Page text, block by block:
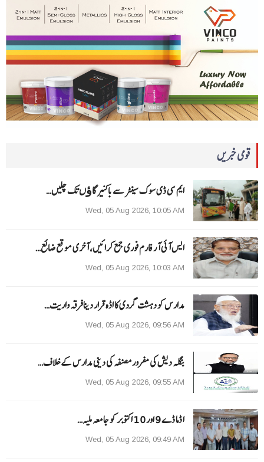
قومی خبریں
ایم سی ڈی سوک سینٹر سے باکنیر گاﺅں تک چلیں…
Wed, 05 Aug 2026, 10:05 AM
ایس آئی آر فارم فوری جمع کرائیں، آخری موقع ضائع…
Wed, 05 Aug 2026, 10:03 AM
مدارس کو دہشت گردی کا اڈہ قرار دینا فرقہ واریت…
Wed, 05 Aug 2026, 09:56 AM
بنگلہ دیش کی مفرور مصنفہ کی دینی مدارس کے خلاف…
Wed, 05 Aug 2026, 09:55 AM
ا ڈما ڈے 9 اور 10 اکتوبر کو جامعہ ملیہ…
Wed, 05 Aug 2026, 09:49 AM